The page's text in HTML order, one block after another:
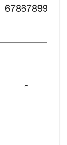
67867899
-